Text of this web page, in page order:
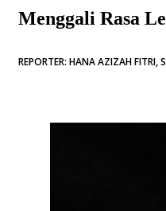
Menggali Rasa
REPORTER: HANA AZIZAH